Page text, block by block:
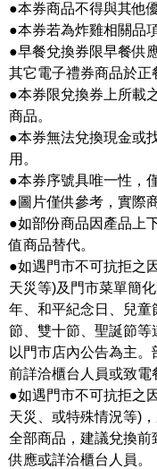
●本券商品不得與其他
●本券若為炸雞相關品
●早餐兌換券限早餐供
其它電子禮券商品於正
●本券限兌換券上所載
商品。
●本券無法兌換現金或
用。
●本券序號具唯一性，
●圖片僅供參考，實際
●如部份商品因產品上
值商品替代。
●如遇門市不可抗拒之
天災等)及門市菜單簡
年、和平紀念日、兒
節、雙十節、聖誕節
以門市店內公告為主
前詳洽櫃台人員或致電
●如遇門市不可抗拒之
天災、或特殊情況等)
全部商品，建議兌換
供應或詳洽櫃台人員。